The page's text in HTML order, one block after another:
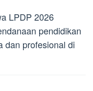
LPDP 2026
pendidikan
dan profesional di